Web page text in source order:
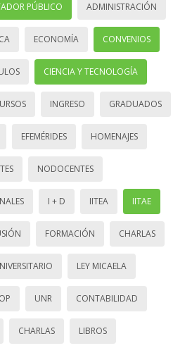
PÚBLICO ADMINISTRACIÓN
ECONOMÍA CONVENIOS
CIENCIA Y TECNOLOGÍA
INGRESO GRADUADOS
EFEMÉRIDES HOMENAJES
NODOCENTES
I + D IITEA IITAE
FORMACIÓN CHARLAS
LEY MICAELA
UNR CONTABILIDAD
CHARLAS LIBROS